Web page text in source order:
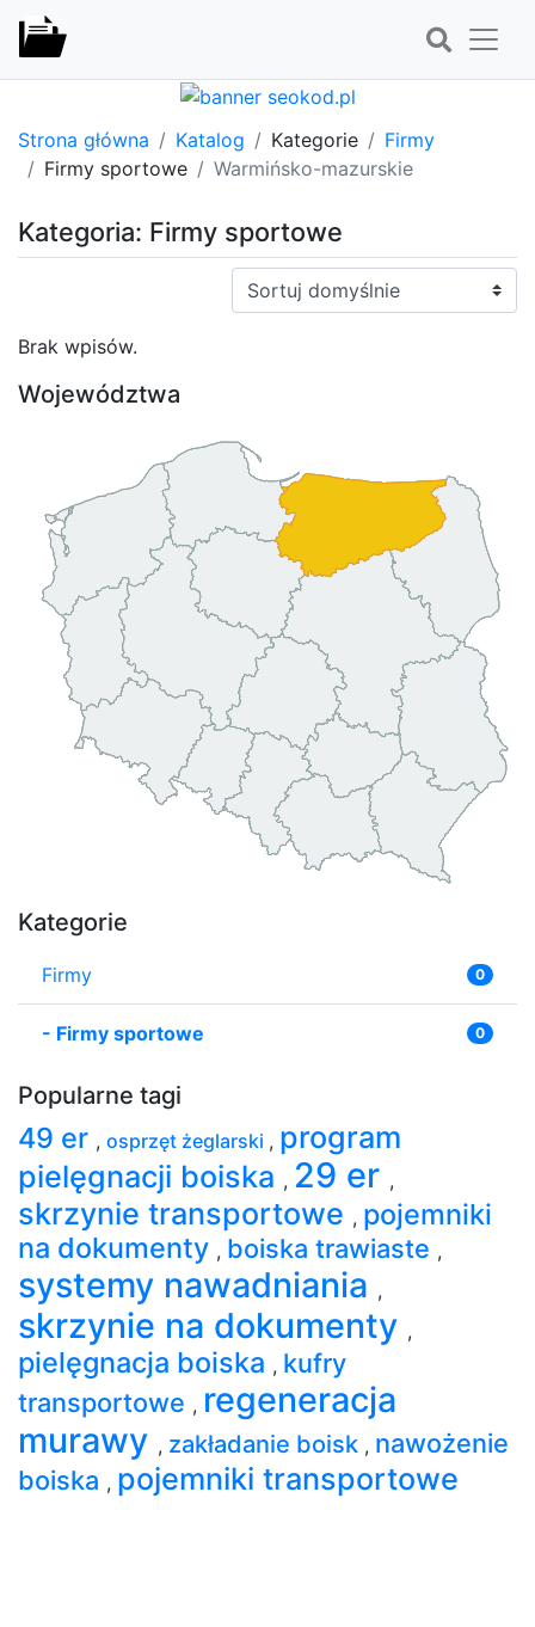
Strona główna Katalog Kategorie
Firmy
Firmy sportowe
Warmińsko-mazurskie
Kategoria: Firmy sportowe
Sortuj:
Brak wpisów.
Województwa
Kategorie
Firmy 0
- Firmy sportowe 0
Popularne tagi
49 er , osprzęt żeglarski , program
pielęgnacji boiska , 29 er ,
skrzynie transportowe , pojemniki
na dokumenty , boiska trawiaste ,
systemy nawadniania ,
skrzynie na dokumenty ,
pielęgnacja boiska , kufry
transportowe , regeneracja
murawy , zakładanie boisk , nawożenie
boiska , pojemniki transportowe